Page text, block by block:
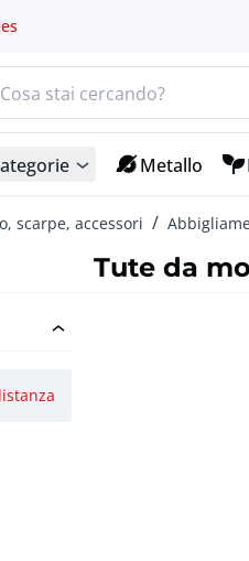
Metallo
scarpe, accessori
Tute da